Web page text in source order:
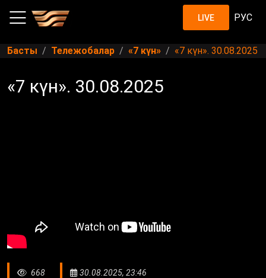
LIVE РУС
Басты Тележобалар «7 күн» «7 күн». 30.08.2025
«7 күн». 30.08.2025
668 30.08.2025, 23:46